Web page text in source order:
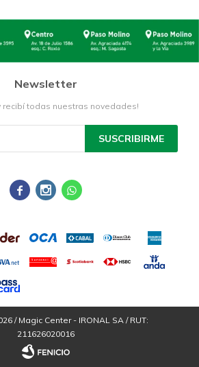
Newsletter
recibí todas nuestras novedades!
SUSCRIBIRME
  
/ Magic Center - IRONAL SA / RUT:
211626020016